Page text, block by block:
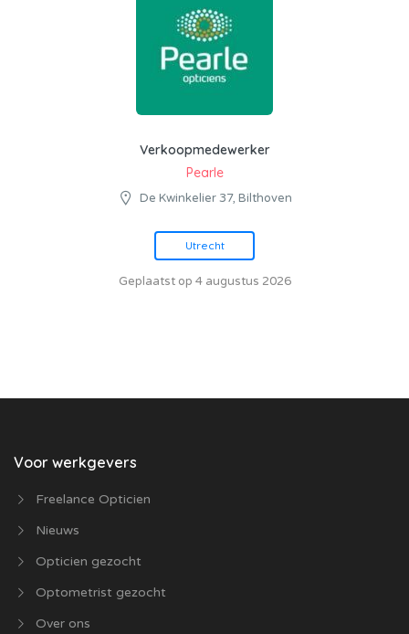
Verkoopmedewerker
Pearle
De Kwinkelier 37, Bilthoven
Utrecht
Geplaatst op 4 augustus 2026
Voor werkgevers
Freelance Opticien
Nieuws
Opticien gezocht
Optometrist gezocht
Over ons